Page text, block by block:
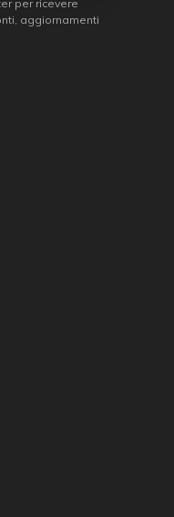
per ricevere
aggiornamenti